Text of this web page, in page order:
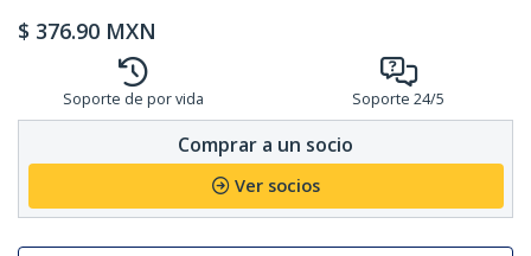
$ 376.90 MXN
Soporte de por vida Soporte 24/5
Comprar a un socio
Ver socios